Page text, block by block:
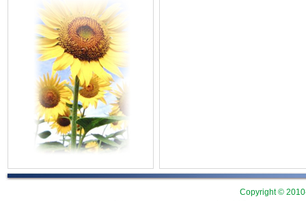
Copyright ©